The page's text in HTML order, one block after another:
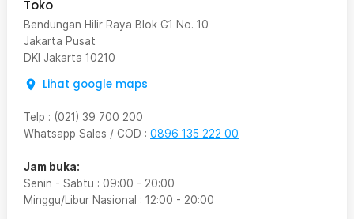
Toko
Bendungan Hilir Raya Blok G1 No. 10
Jakarta Pusat
DKI Jakarta 10210
Lihat google maps
Telp : (021) 39 700 200
Whatsapp Sales / COD : 0896 135 222 00
Jam buka:
Senin - Sabtu : 09:00 - 20:00
Minggu/Libur Nasional : 12:00 - 20:00